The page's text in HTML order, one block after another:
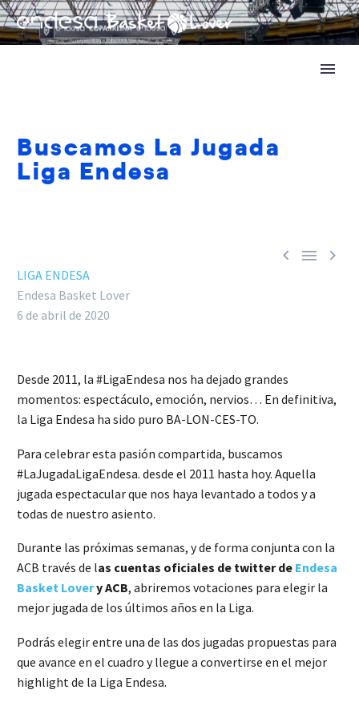
Buscamos La Jugada
Liga Endesa
  
LIGA ENDESA
Endesa Basket Lover
6 de abril de 2020
Desde 2011, la #LigaEndesa nos ha dejado grandes
momentos: espectáculo, emoción, nervios… En definitiva,
la Liga Endesa ha sido puro BA-LON-CES-TO.
Para celebrar esta pasión compartida, buscamos
#LaJugadaLigaEndesa. desde el 2011 hasta hoy. Aquella
jugada espectacular que nos haya levantado a todos y a
todas de nuestro asiento.
Durante las próximas semanas, y de forma conjunta con la
ACB través de las cuentas oficiales de twitter de Endesa
Basket Lovery ACB, abriremos votaciones para elegir la
mejor jugada de los últimos años en la Liga.
Podrás elegir entre una de las dos jugadas propuestas para
que avance en el cuadro y llegue a convertirse en el mejor
highlight de la Liga Endesa.